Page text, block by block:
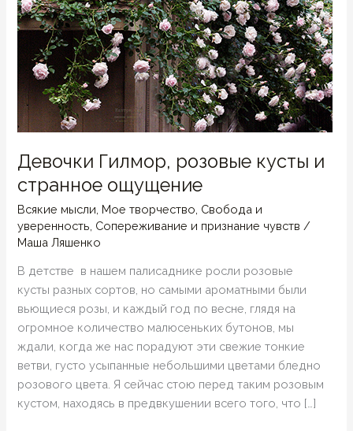
Девочки Гилмор, розовые кусты и
странное ощущение
Всякие мысли Мое творчество Свобода и
уверенность Сопереживание и признание чувств /
Маша Ляшенко
В детстве в нашем палисаднике росли розовые
кусты разных сортов, но самыми ароматными были
вьющиеся розы, и каждый год по весне, глядя на
огромное количество малюсеньких бутонов, мы
ждали, когда же нас порадуют эти свежие тонкие
ветви, густо усыпанные небольшими цветами бледно
розового цвета. Я сейчас стою перед таким розовым
кустом, находясь в предвкушении всего того, что […]